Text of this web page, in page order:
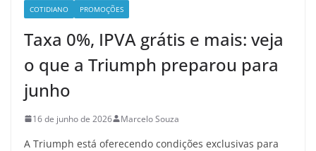
COTIDIANO PROMOÇÕES
Taxa 0%, IPVA grátis e mais: veja
o que a Triumph preparou para
junho
16 de junho de 2026 Marcelo Souza
A Triumph está oferecendo condições exclusivas para